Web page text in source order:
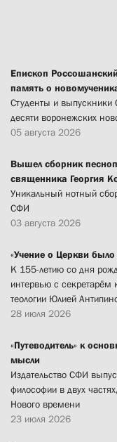
Епископ
память о
Студенты и выпускники
десяти воронежских
05 августа 2026
Вышел сборник
священника Георгия
Уникальный нотный
СФИ
03 августа 2026
«Учение о Церкви
К 155-летию со дня
интервью с
теологии Юлией
28 июля 2026
«Путеводитель» к
мысли
Издательство СФИ
философии в двух
Нового времени
23 июля 2026